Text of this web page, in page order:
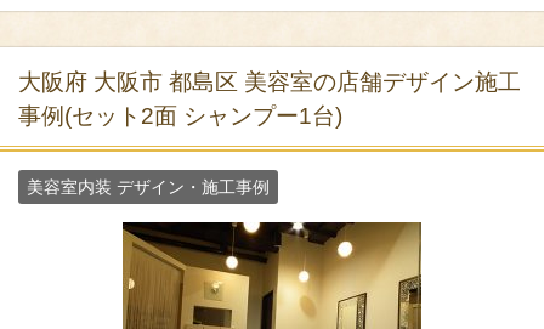
大阪府 大阪市 都島区 美容室の店舗デザイン施工
事例(セット2面 シャンプー1台)
美容室内装 デザイン・施工事例